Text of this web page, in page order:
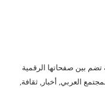
بين صفحاتها الرقمية
العربي, أخبار, ثقافة,